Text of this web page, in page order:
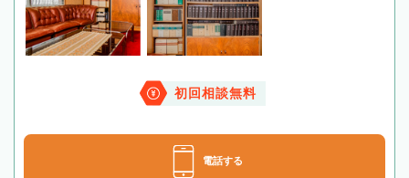
初回相談無料
電話する